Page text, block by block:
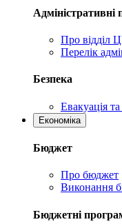
Адміністративні
Про відділ
Перелік
Безпека
Евакуація
Економіка
Бюджет
Про бюджет
Виконання
Бюджетні